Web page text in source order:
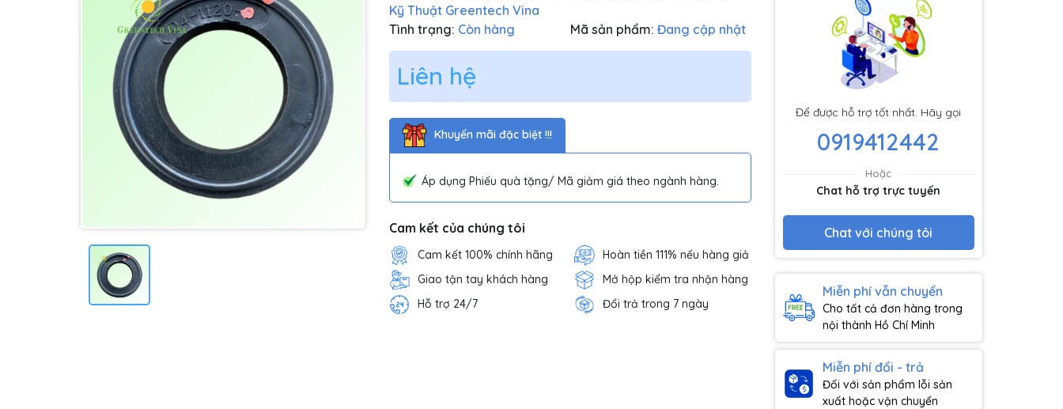
Kỹ Thuật Greentech Vina
Tình trạng: Còn hàng Mã sản phẩm: Đang cập nhật
Liên hệ
Khuyến mãi đặc biệt !!!
Áp dụng Phiếu quà tặng/ Mã giảm giá theo ngành hàng.
Cam kết của chúng tôi
Cam kết 100% chính hãng
Hoàn tiền 111% nếu hàng giả
Giao tận tay khách hàng
Mở hộp kiểm tra nhận hàng
Hỗ trợ 24/7
Đổi trả trong 7 ngày
Để được hỗ trợ tốt nhất. Hãy gọi
0919412442
Hoặc
Chat hỗ trợ trực tuyến
Chat với chúng tôi
Miễn phí vẫn chuyển
Cho tất cả đơn hàng trong
nội thành Hồ Chí Minh
Miễn phí đổi - trả
Đối với sản phẩm lỗi sản
xuất hoặc vận chuyển